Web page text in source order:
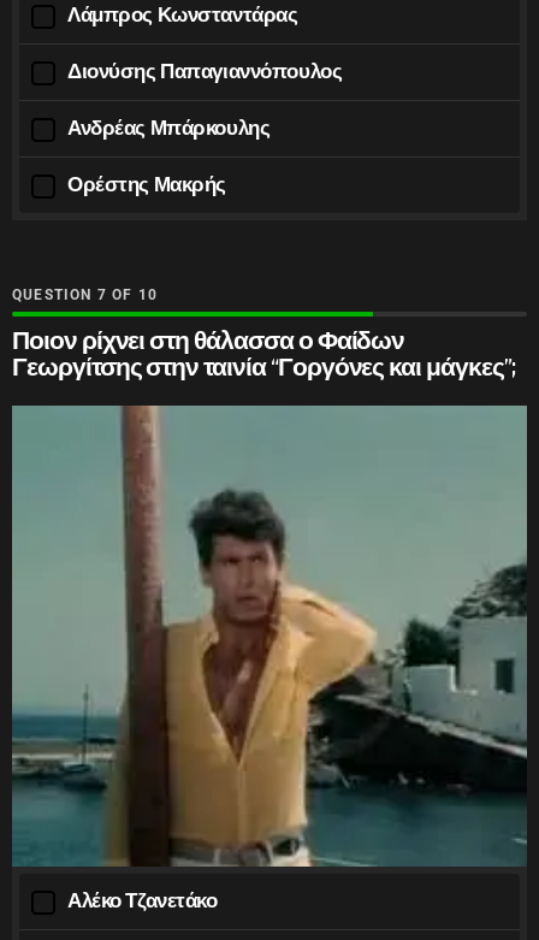
Λάμπρος Κωνσταντάρας
Διονύσης Παπαγιαννόπουλος
Ανδρέας Μπάρκουλης
Ορέστης Μακρής
QUESTION OF 10
Ποιον ρίχνει στη θάλασσα ο Φαίδων
Γεωργίτσης στην ταινία “Γοργόνες και μάγκες”;
Αλέκο Τζανετάκο